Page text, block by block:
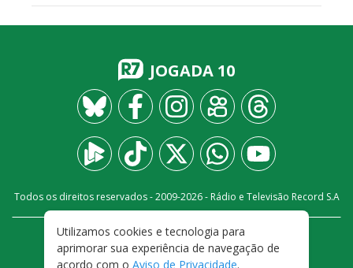
JOGADA 10
Todos os direitos reservados - 2009-2026- Rádio e Televisão Record S.A
FALE CONOSCO
PRIVACIDADE
TERMOS E CONDIÇÕES DE USO
Utilizamos cookies e tecnologia para
aprimorar sua experiência de navegação de
acordo com o Aviso de Privacidade.